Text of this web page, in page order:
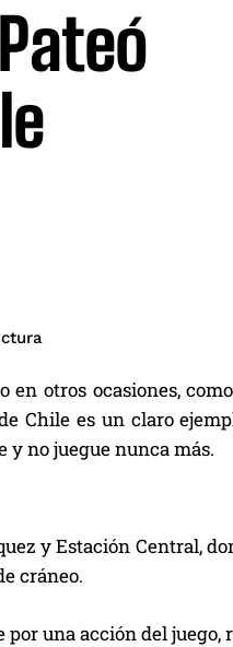
en otros ocasiones,
Chile es un claro
y no juegue nunca más.
y Estación Central,
cráneo.
una acción del